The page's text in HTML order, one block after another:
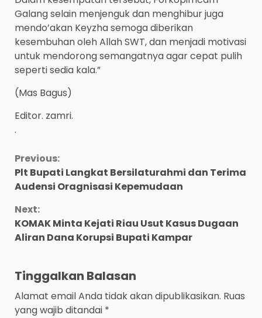
Galang selain menjenguk dan menghibur juga
mendo’akan Keyzha semoga diberikan
kesembuhan oleh Allah SWT, dan menjadi motivasi
untuk mendorong semangatnya agar cepat pulih
seperti sedia kala.”
(Mas Bagus)
Editor. zamri.
.
Continue
Reading
Previous:
Plt Bupati Langkat Bersilaturahmi dan Terima
Audensi Oragnisasi Kepemudaan
Next:
KOMAK Minta Kejati Riau Usut Kasus Dugaan
Aliran Dana Korupsi Bupati Kampar
Tinggalkan Balasan
Alamat email Anda tidak akan dipublikasikan. Ruas
yang wajib ditandai *